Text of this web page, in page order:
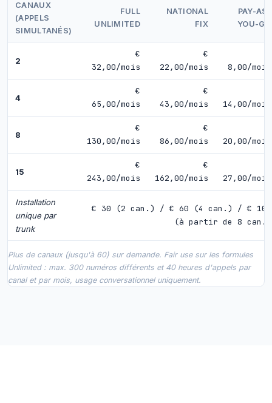
CANAUX
(APPELS
SIMULTANÉS)
FULL
UNLIMITED
NATIONAL
FIX
PAY-AS-
YOU-GO
2
€
32,00/mois
€
22,00/mois
8,00/mois
4
€
65,00/mois
€
43,00/mois
14,00/mois
8
€
130,00/mois
€
86,00/mois
20,00/mois
15
€
243,00/mois
€
162,00/mois
27,00/mois
Installation
unique par
trunk
€ 30 (2 can.) / € 60 (4 can.) / € 100
(à partir de 8 can.)
Plus de canaux (jusqu'à 60) sur demande. Fair use sur les formules
Unlimited : max. 300 numéros différents et 40 heures d'appels par
canal et par mois, usage conversationnel uniquement.